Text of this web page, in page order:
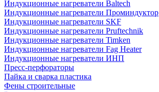
Индукционные нагреватели Baltech
Индукционные нагреватели Проминдуктор
Индукционные нагреватели SKF
Индукционные нагреватели Pruftechnik
Индукционные нагреватели Timken
Индукционные нагреватели Fag Heater
Индукционные нагреватели ИНП
Пресс-перфораторы
Пайка и сварка пластика
Фены строительные